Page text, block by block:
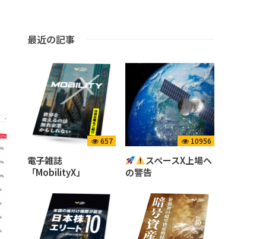
最近の記事
657
電子雑誌
「MobilityX」
10956
スペースX上場へ
の警告